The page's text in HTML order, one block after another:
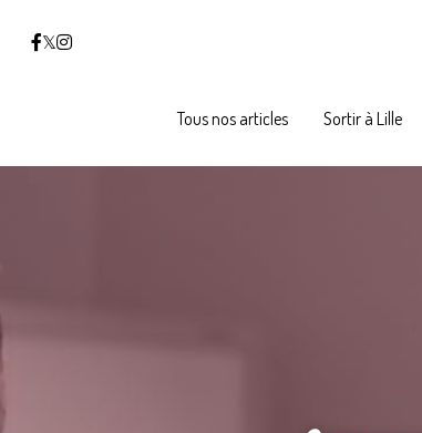
Tous nos articles Sortir à Lille
Tous nos articles Sortir à Lille